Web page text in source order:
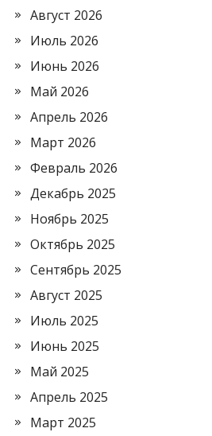
Август 2026
Июль 2026
Июнь 2026
Май 2026
Апрель 2026
Март 2026
Февраль 2026
Декабрь 2025
Ноябрь 2025
Октябрь 2025
Сентябрь 2025
Август 2025
Июль 2025
Июнь 2025
Май 2025
Апрель 2025
Март 2025